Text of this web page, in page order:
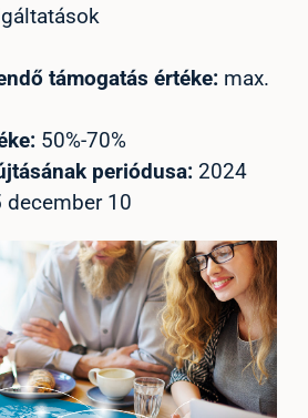
támogatás értéke: max.
50%-70%
periódusa: 2024
10